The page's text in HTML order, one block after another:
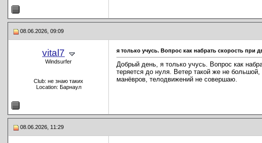
08.06.2026, 09:09
vital7
Windsurfer
Club: не знаю таких
Location: Барнаул
я только учусь. Вопрос как набрать скорость при
Добрый день, я только учусь. Вопрос как
теряется до нуля. Ветер такой же не
манёвров, телодвижений не совершаю.
08.06.2026, 11:29